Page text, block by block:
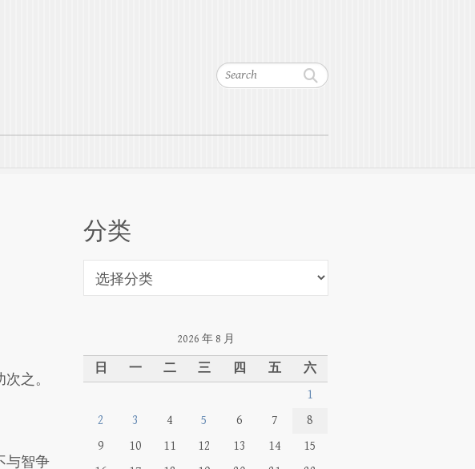
Search
之。
与智争
分类
类
2026 年 8 月
日 一 二 三 四 五
六
1
2
3 4 5 6 7
8
9
10 11 12 13 14
15